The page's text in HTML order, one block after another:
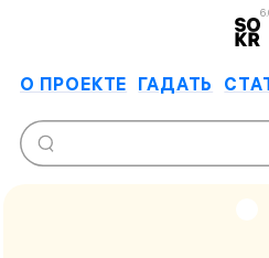
О ПРОЕКТЕ ГАДАТЬ